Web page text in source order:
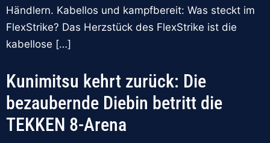
Händlern. Kabellos und kampfbereit: Was steckt im
FlexStrike? Das Herzstück des FlexStrike ist die
kabellose […]
Kunimitsu kehrt zurück: Die
bezaubernde Diebin betritt die
TEKKEN 8-Arena